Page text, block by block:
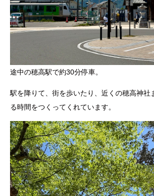
途中の穂高駅で約30分停車。
駅を降りて、街を歩いたり、近くの穂高神社
る時間をつくってくれています。